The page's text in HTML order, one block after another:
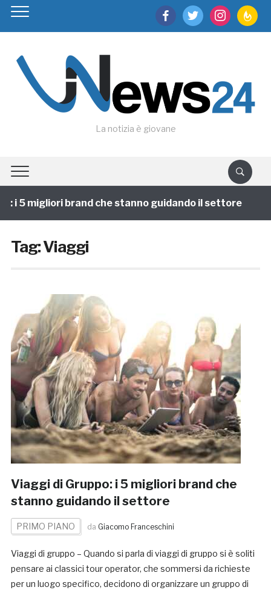
facebooktwitter instagram
La notizia è giovane
5 migliori brand che stanno guidando il settore
Tag:Viaggi
Viaggi di Gruppo: i 5 migliori brand che
stanno guidando il settore
PRIMO PIANO da Giacomo Franceschini
Viaggi di gruppo – Quando si parla di viaggi di gruppo si è soliti
pensare ai classici tour operator, che sommersi da richieste
per un luogo specifico, decidono di organizzare un gruppo di